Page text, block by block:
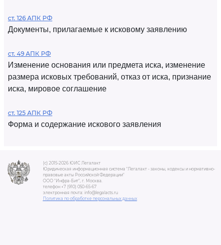
ст. 126 АПК РФ
Документы, прилагаемые к исковому заявлению
ст. 49 АПК РФ
Изменение основания или предмета иска, изменение
размера исковых требований, отказ от иска, признание
иска, мировое соглашение
ст. 125 АПК РФ
Форма и содержание искового заявления
(c) 2015-2026 ЮИС Легалакт
Юридическая информационная система "Легалакт - законы, кодексы и нормативно-
правовые акты Российской Федерации"
ООО "Инфра-Бит", г. Москва.
телефон +7 (910) 050-65-67
электронная почта: info@legalacts.ru
Политика по обработке персональных данных